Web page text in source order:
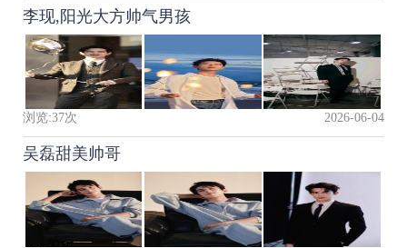
李现,阳光大方帅气男孩
浏览:37次 2026-06-04
吴磊甜美帅哥